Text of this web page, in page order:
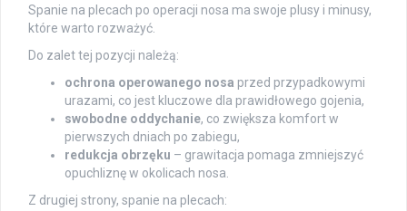
Spanie na plecach po operacji nosa ma swoje plusy i minusy,
które warto rozważyć.
Do zalet tej pozycji należą:
ochrona operowanego nosa przed przypadkowymi
urazami, co jest kluczowe dla prawidłowego gojenia,
swobodne oddychanie, co zwiększa komfort w
pierwszych dniach po zabiegu,
redukcja obrzęku – grawitacja pomaga zmniejszyć
opuchliznę w okolicach nosa.
Z drugiej strony, spanie na plecach: